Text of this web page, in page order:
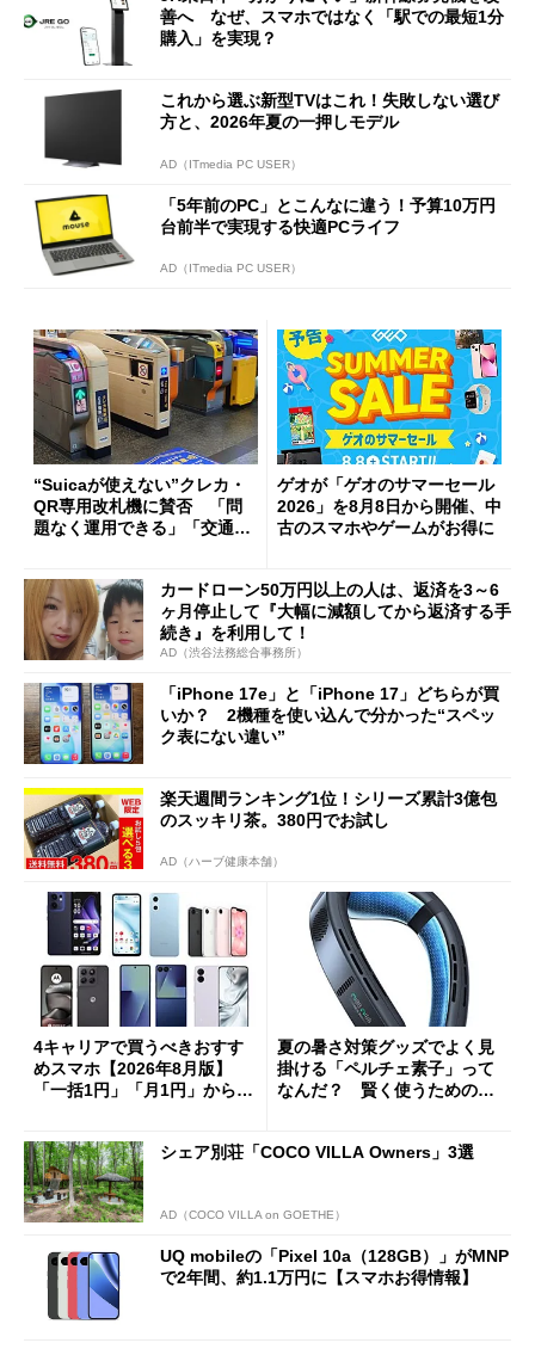
善へ なぜ、スマホではなく「駅での最短1分
購入」を実現？
これから選ぶ新型TVはこれ！失敗しない選び
方と、2026年夏の一押しモデル
AD（ITmedia PC USER）
「5年前のPC」とこんなに違う！予算10万円
台前半で実現する快適PCライフ
AD（ITmedia PC USER）
“Suicaが使えない”クレカ・
QR専用改札機に賛否 「問
題なく運用できる」「交通系I
ゲオが「ゲオのサマーセール
2026」を8月8日から開催、中
古のスマホやゲームがお得に
カードローン50万円以上の人は、返済を3～6
ヶ月停止して『大幅に減額してから返済する手
続き』を利用して！
AD（渋谷法務総合事務所）
「iPhone 17e」と「iPhone 17」どちらが買
いか？ 2機種を使い込んで分かった“スペッ
ク表にない違い”
楽天週間ランキング1位！シリーズ累計3億包
のスッキリ茶。380円でお試し
AD（ハーブ健康本舗）
4キャリアで買うべきおすす
めスマホ【2026年8月版】
「一括1円」「月1円」からお
夏の暑さ対策グッズでよく見
掛ける「ペルチェ素子」って
なんだ？ 賢く使うための注
シェア別荘「COCO VILLA Owners」3選
AD（COCO VILLA on GOETHE）
UQ mobileの「Pixel 10a（128GB）」がMNP
で2年間、約1.1万円に【スマホお得情報】